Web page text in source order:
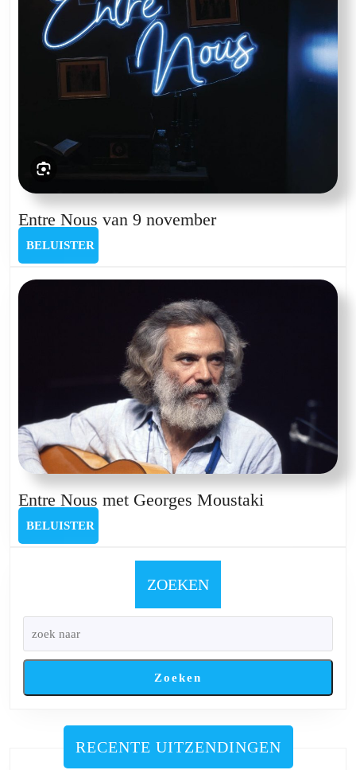
Entre Nous van 9 novemberEntre
9
november
BELUISTER
Entre Nous met Georges Moustaki
BELUISTER
ZOEKEN
Zoeken
RECENTE UITZENDINGEN